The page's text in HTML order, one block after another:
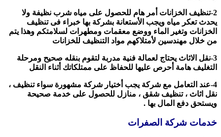
2-تنظيف الخزانات أمر هام للحصول على مياه شرب نظيفة ولا
يحدث تعكر مياه ويجب الأستعانة بشركة بها خبراء فى تنظيف
الخزانات وتغير الماء ووضع معقمات ومطهرات لسلامتكم وهذا يتم
من خلال مهندسين لأمتلاكهم مواد التنظيف للخزانات
3-نقل الاثاث يحتاج لعمالة فنية مدربة لتقوم بنقله صحيح ومرحلة
التغليف هامة أحرص عليها للحفاظ على ممتلكاتك أثناء النقل
4-عند التعامل مع شركة يجب أختيار شركة مشهورة سواء تنظيف ،
نقل اثاث ، تنظيف شقق ، منازل للحصول على خدمة صحيحة
ويستحق دفع المال بها .
خدمات شركة الصفرات